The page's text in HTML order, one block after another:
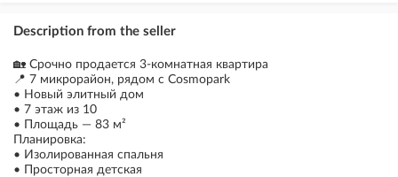
Description from the seller
🏡 Срочно продается 3-комнатная квартира
📍 7 микрорайон, рядом с Cosmopark
• Новый элитный дом
• 7 этаж из 10
• Площадь — 83 м²
Планировка:
• Изолированная спальня
• Просторная детская